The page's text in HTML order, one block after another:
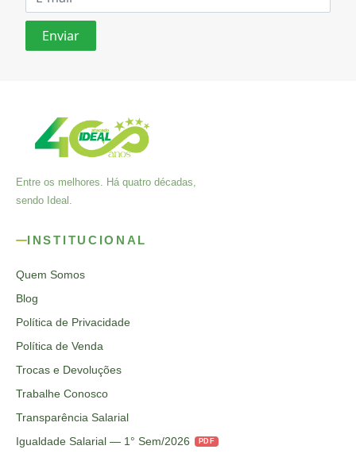
Entre os melhores. Há quatro décadas,
sendo Ideal.
INSTITUCIONAL
Quem Somos
Blog
Política de Privacidade
Política de Venda
Trocas e Devoluções
Trabalhe Conosco
Transparência Salarial
Igualdade Salarial — 1° Sem/2026
PDF